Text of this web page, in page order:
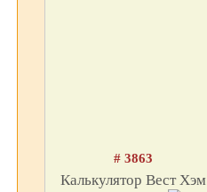
# 3863
Калькулятор Вест Хэм